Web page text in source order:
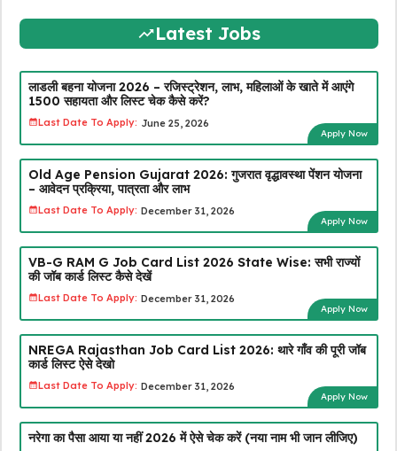
Latest Jobs
लाडली बहना योजना 2026 – रजिस्ट्रेशन, लाभ, महिलाओं के खाते में आएंगे
₹1500 सहायता और लिस्ट चेक कैसे करें?
Last Date To Apply: June 25, 2026
Apply Now
Old Age Pension Gujarat 2026: गुजरात वृद्धावस्था पेंशन योजना
– आवेदन प्रक्रिया, पात्रता और लाभ
Last Date To Apply: December 31, 2026
Apply Now
VB-G RAM G Job Card List 2026 State Wise: सभी राज्यों
की जॉब कार्ड लिस्ट कैसे देखें
Last Date To Apply: December 31, 2026
Apply Now
NREGA Rajasthan Job Card List 2026: थारे गाँव की पूरी जॉब
कार्ड लिस्ट ऐसे देखो
Last Date To Apply: December 31, 2026
Apply Now
नरेगा का पैसा आया या नहीं 2026 में ऐसे चेक करें (नया नाम भी जान लीजिए)